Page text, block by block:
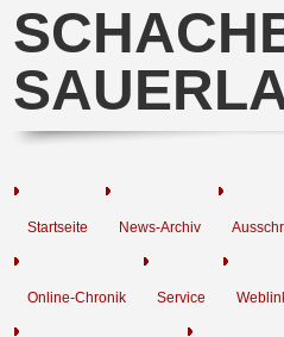
Startseite News-Archiv
Online-Chronik Service